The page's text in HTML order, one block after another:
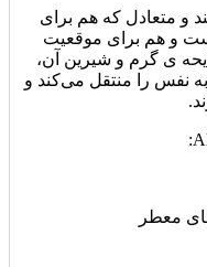
و متعادل که هم برای
و هم برای موقعیت‌
ی گرم و شیرین آن،
نفس را منتقل می‌کند و
معطر